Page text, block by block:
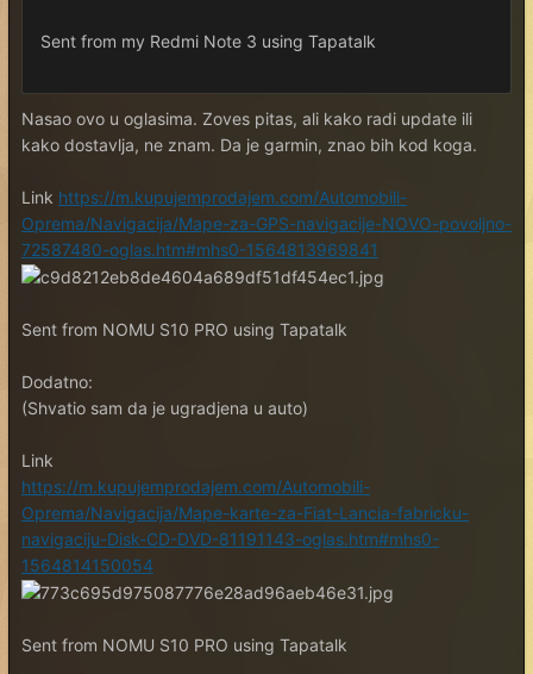
Sent from my Redmi Note 3 using Tapatalk
Nasao ovo u oglasima. Zoves pitas, ali kako radi update ili
kako dostavlja, ne znam. Da je garmin, znao bih kod koga.
Link https://m.kupujemprodajem.com/Automobili-
Oprema/Navigacija/Mape-za-GPS-navigacije-NOVO-povoljno-
72587480-oglas.htm#mhs0-1564813969841
Sent from NOMU S10 PRO using Tapatalk
Dodatno:
(Shvatio sam da je ugradjena u auto)
Link
https://m.kupujemprodajem.com/Automobili-
Oprema/Navigacija/Mape-karte-za-Fiat-Lancia-fabricku-
navigaciju-Disk-CD-DVD-81191143-oglas.htm#mhs0-
1564814150054
Sent from NOMU S10 PRO using Tapatalk